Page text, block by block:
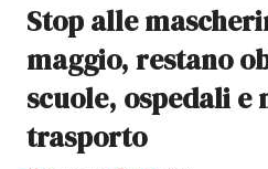
Stop alle
maggio, restano
scuole, ospedali e
trasporto